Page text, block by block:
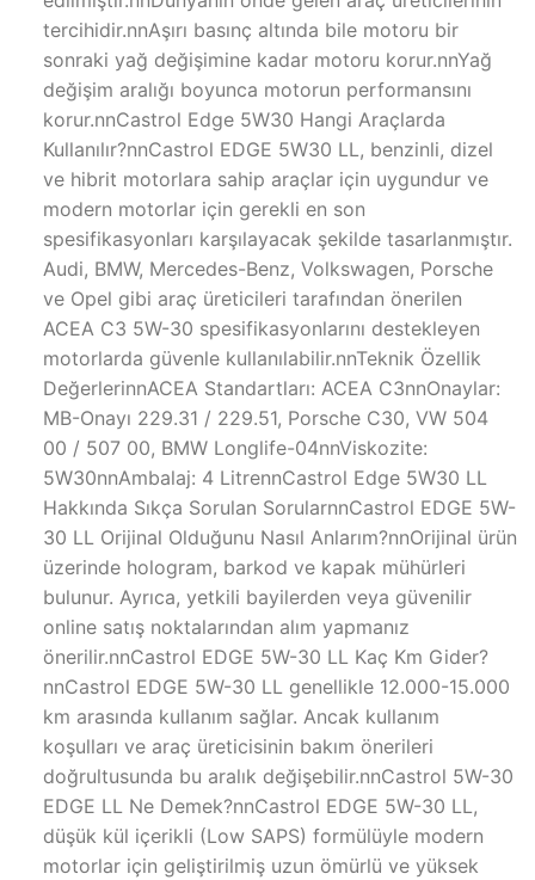
tercihidir.nnAşırı basınç altında bile motoru bir
sonraki yağ değişimine kadar motoru korur.nnYağ
değişim aralığı boyunca motorun performansını
korur.nnCastrol Edge 5W30 Hangi Araçlarda
Kullanılır?nnCastrol EDGE 5W30 LL, benzinli, dizel
ve hibrit motorlara sahip araçlar için uygundur ve
modern motorlar için gerekli en son
spesifikasyonları karşılayacak şekilde tasarlanmıştır.
Audi, BMW, Mercedes-Benz, Volkswagen, Porsche
ve Opel gibi araç üreticileri tarafından önerilen
ACEA C3 5W-30 spesifikasyonlarını destekleyen
motorlarda güvenle kullanılabilir.nnTeknik Özellik
DeğerlerinnACEA Standartları: ACEA C3nnOnaylar:
MB-Onayı 229.31 / 229.51, Porsche C30, VW 504
00 / 507 00, BMW Longlife-04nnViskozite:
5W30nnAmbalaj: 4 LitrennCastrol Edge 5W30 LL
Hakkında Sıkça Sorulan SorularnnCastrol EDGE 5W-
30 LL Orijinal Olduğunu Nasıl Anlarım?nnOrijinal ürün
üzerinde hologram, barkod ve kapak mühürleri
bulunur. Ayrıca, yetkili bayilerden veya güvenilir
online satış noktalarından alım yapmanız
önerilir.nnCastrol EDGE 5W-30 LL Kaç Km Gider?
nnCastrol EDGE 5W-30 LL genellikle 12.000-15.000
km arasında kullanım sağlar. Ancak kullanım
koşulları ve araç üreticisinin bakım önerileri
doğrultusunda bu aralık değişebilir.nnCastrol 5W-30
EDGE LL Ne Demek?nnCastrol EDGE 5W-30 LL,
düşük kül içerikli (Low SAPS) formülüyle modern
motorlar için geliştirilmiş uzun ömürlü ve yüksek